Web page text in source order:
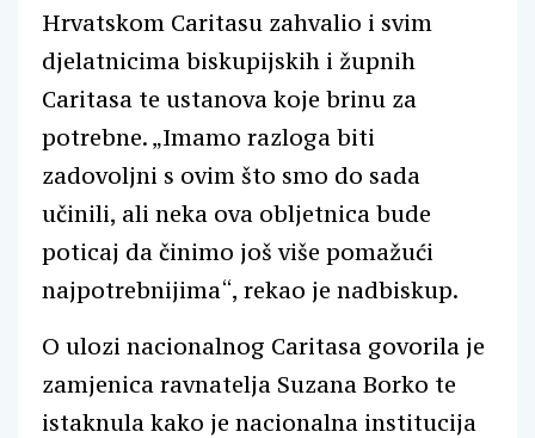
Hrvatskom Caritasu zahvalio i svim
djelatnicima biskupijskih i župnih
Caritasa te ustanova koje brinu za
potrebne. „Imamo razloga biti
zadovoljni s ovim što smo do sada
učinili, ali neka ova obljetnica bude
poticaj da činimo još više pomažući
najpotrebnijima“, rekao je nadbiskup.
O ulozi nacionalnog Caritasa govorila je
zamjenica ravnatelja Suzana Borko te
istaknula kako je nacionalna institucija